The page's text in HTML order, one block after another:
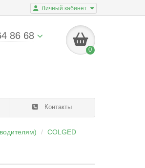
Личный кабинет
86 68
0
Контакты
COLGED